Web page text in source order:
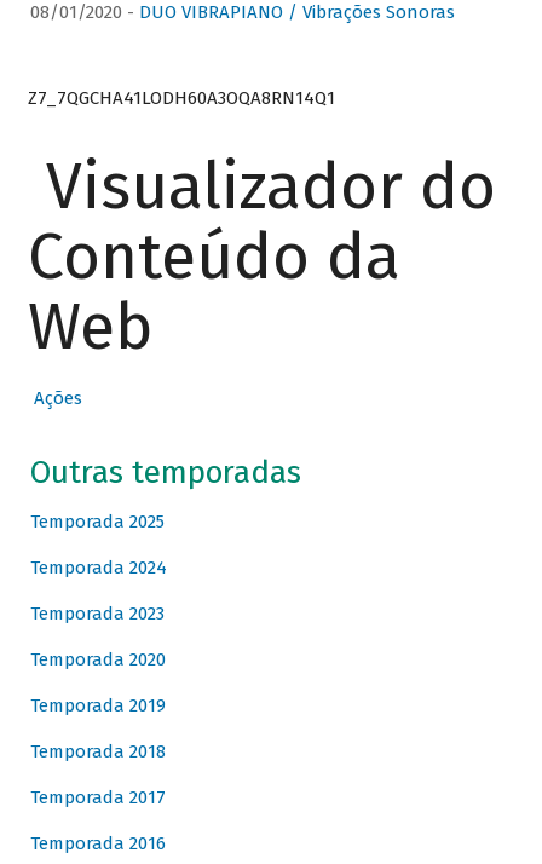
08/01/2020 - DUO VIBRAPIANO / Vibrações Sonoras
Z7_7QGCHA41LODH60A3OQA8RN14Q1
Visualizador do
Conteúdo da
Web
Ações
Outras temporadas
Temporada 2025
Temporada 2024
Temporada 2023
Temporada 2020
Temporada 2019
Temporada 2018
Temporada 2017
Temporada 2016